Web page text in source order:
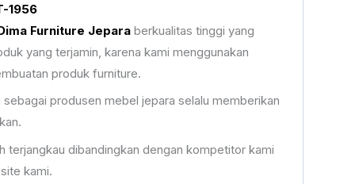
1956
Furniture Jepara berkualitas tinggi yang
yang terjamin, karena kami menggunakan
produk furniture.
produsen mebel jepara selalu memberikan
terjangkau dibandingkan dengan kompetitor kami
kami.